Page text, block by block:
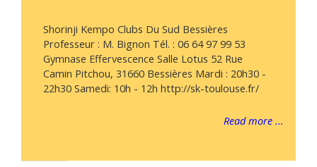
Shorinji Kempo Clubs Du Sud Bessières
Professeur : M. Bignon Tél. : 06 64 97 99 53
Gymnase Effervescence Salle Lotus 52 Rue
Camin Pitchou, 31660 Bessières Mardi : 20h30 -
22h30 Samedi: 10h - 12h http://sk-toulouse.fr/
Read more ...